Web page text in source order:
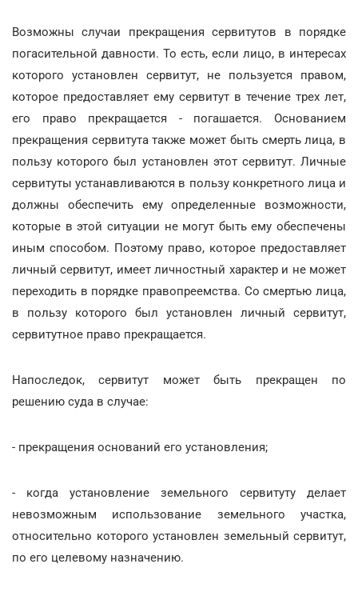
Возможны случаи прекращения сервитутов в порядке
погасительной давности. То есть, если лицо, в интересах
которого установлен сервитут, не пользуется правом,
которое предоставляет ему сервитут в течение трех лет,
его право прекращается - погашается. Основанием
прекращения сервитута также может быть смерть лица, в
пользу которого был установлен этот сервитут. Личные
сервитуты устанавливаются в пользу конкретного лица и
должны обеспечить ему определенные возможности,
которые в этой ситуации не могут быть ему обеспечены
иным способом. Поэтому право, которое предоставляет
личный сервитут, имеет личностный характер и не может
переходить в порядке правопреемства. Со смертью лица,
в пользу которого был установлен личный сервитут,
сервитутное право прекращается.
Напоследок, сервитут может быть прекращен по
решению суда в случае:
- прекращения оснований его установления;
- когда установление земельного сервитуту делает
невозможным использование земельного участка,
относительно которого установлен земельный сервитут,
по его целевому назначению.